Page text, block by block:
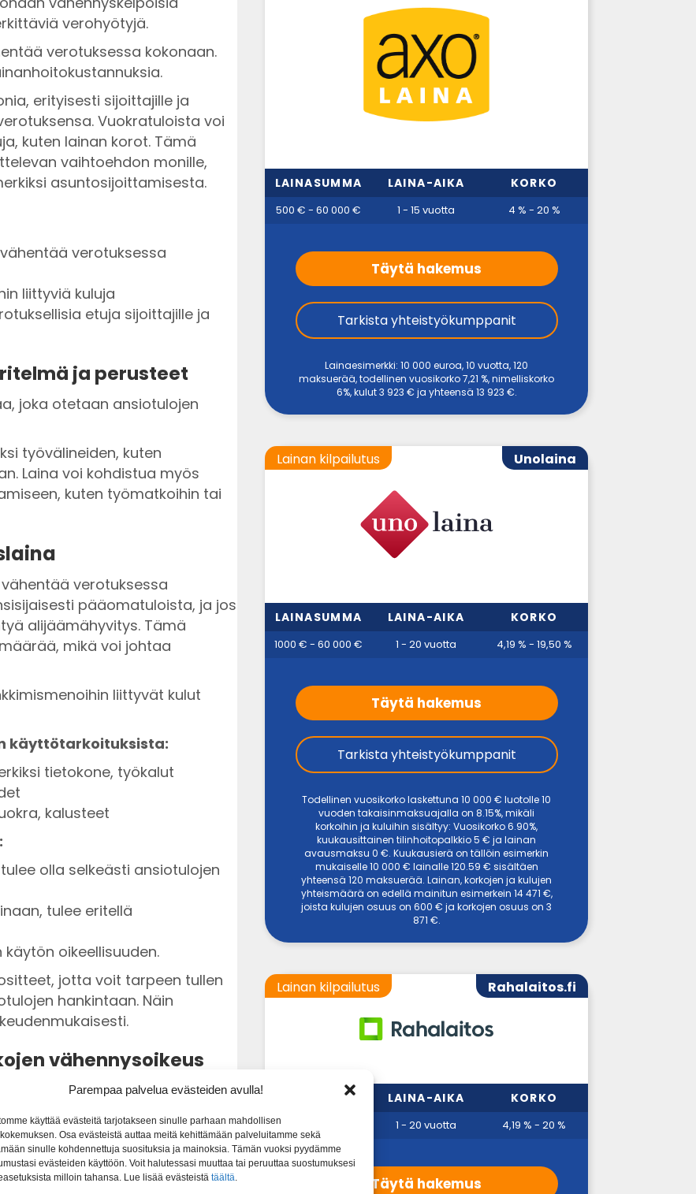
Parempaa palvelua evästeiden avulla!
käyttää evästeitä tarjotakseen sinulle parhaan mahdollisen
Osa evästeistä auttaa meitä kehittämään palveluitamme sekä
sinulle kohdennettuja suosituksia ja mainoksia. Tämän vuoksi pyydämme
evästeiden käyttöön. Voit halutessasi muuttaa tai peruuttaa suostumuksesi
milloin tahansa. Lue lisää evästeistä täältä.
verohyötyjä.
verotuksessa kokonaan.
erityisesti sijoittajille ja
Vuokratuloista voi
kuten lainan korot. Tämä
vaihtoehdon monille,
asuntosijoittamisesta.
verotuksessa
liittyviä kuluja
etuja sijoittajille ja
ja perusteet
joka otetaan ansiotulojen
työvälineiden, kuten
Laina voi kohdistua myös
kuten työmatkoihin tai
verotuksessa
pääomatuloista, ja jos
alijäämähyvitys. Tämä
mikä voi johtaa
liittyvät kulut
käyttötarkoituksista:
tietokone, työkalut
kalusteet
olla selkeästi ansiotulojen
tulee eritellä
oikeellisuuden.
jotta voit tarpeen tullen
hankintaan. Näin
vähennysoikeus
vähennyskelpoisia,
vaihtelevat.
veroista tiettyjen prosenttien
tietää, milloin ja miten kuluja
LAINASUMMA LAINA-AIKA KORKO
500 € - 60 000 € 1 - 15 vuotta 4 % - 20 %
Täytä hakemus
Tarkista yhteistyökumppanit
Lainaesimerkki: 10 000 euroa, 10 vuotta, 120
maksuerää, todellinen vuosikorko 7,21 %, nimelliskorko
6%, kulut 3 923 € ja yhteensä 13 923 €.
Unolaina
Lainan kilpailutus
LAINASUMMA LAINA-AIKA KORKO
1000 € - 60 000 € 1 - 20 vuotta 4,19 % - 19,50 %
Täytä hakemus
Tarkista yhteistyökumppanit
Todellinen vuosikorko laskettuna 10 000 € luotolle 10
vuoden takaisinmaksuajalla on 8.15%, mikäli
korkoihin ja kuluihin sisältyy: Vuosikorko 6.90%,
kuukausittainen tilinhoitopalkkio 5 € ja lainan
avausmaksu 0 €. Kuukausierä on tällöin esimerkin
mukaiselle 10 000 € lainalle 120.59 € sisältäen
yhteensä 120 maksuerää. Lainan, korkojen ja kulujen
yhteismäärä on edellä mainitun esimerkein 14 471 €,
joista kulujen osuus on 600 € ja korkojen osuus on 3
871 €.
Rahalaitos.fi
Lainan kilpailutus
LAINASUMMA LAINA-AIKA KORKO
500 € - 60 000 € 1 - 20 vuotta 4,19 % - 20 %
Täytä hakemus